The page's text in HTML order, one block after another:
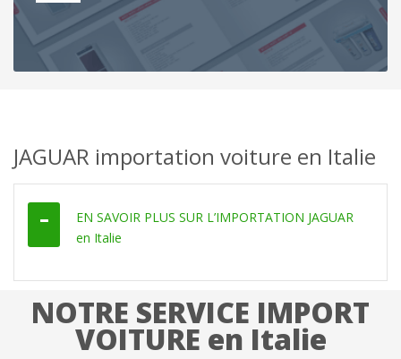
JAGUAR importation voiture en Italie
EN SAVOIR PLUS SUR L’IMPORTATION JAGUAR
en Italie
NOTRE SERVICE IMPORT
VOITURE en Italie